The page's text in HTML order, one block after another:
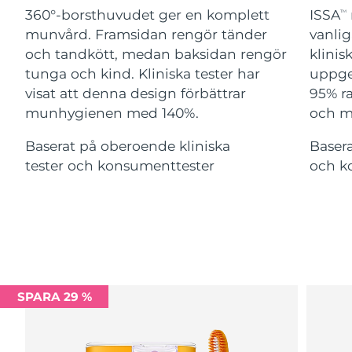
360°-borsthuvudet ger en komplett
munvård. Framsidan rengör tänder
och tandkött, medan baksidan rengör
tunga och kind. Kliniska tester har
visat att denna design förbättrar
munhygienen med 140%.
Baserat på oberoende kliniska
tester och konsumenttester
ISSATM
95%
och
och
SPARA 29 %
For healthy hair
18% PAP
Kosmetika Man
Handla allt
Israel Förväntad leverans 8/14/26
Italien Förväntad leverans 8/10/26
Japan Förväntad leverans 8/13/26
Kazakstan Förväntad leverans 8/12/26